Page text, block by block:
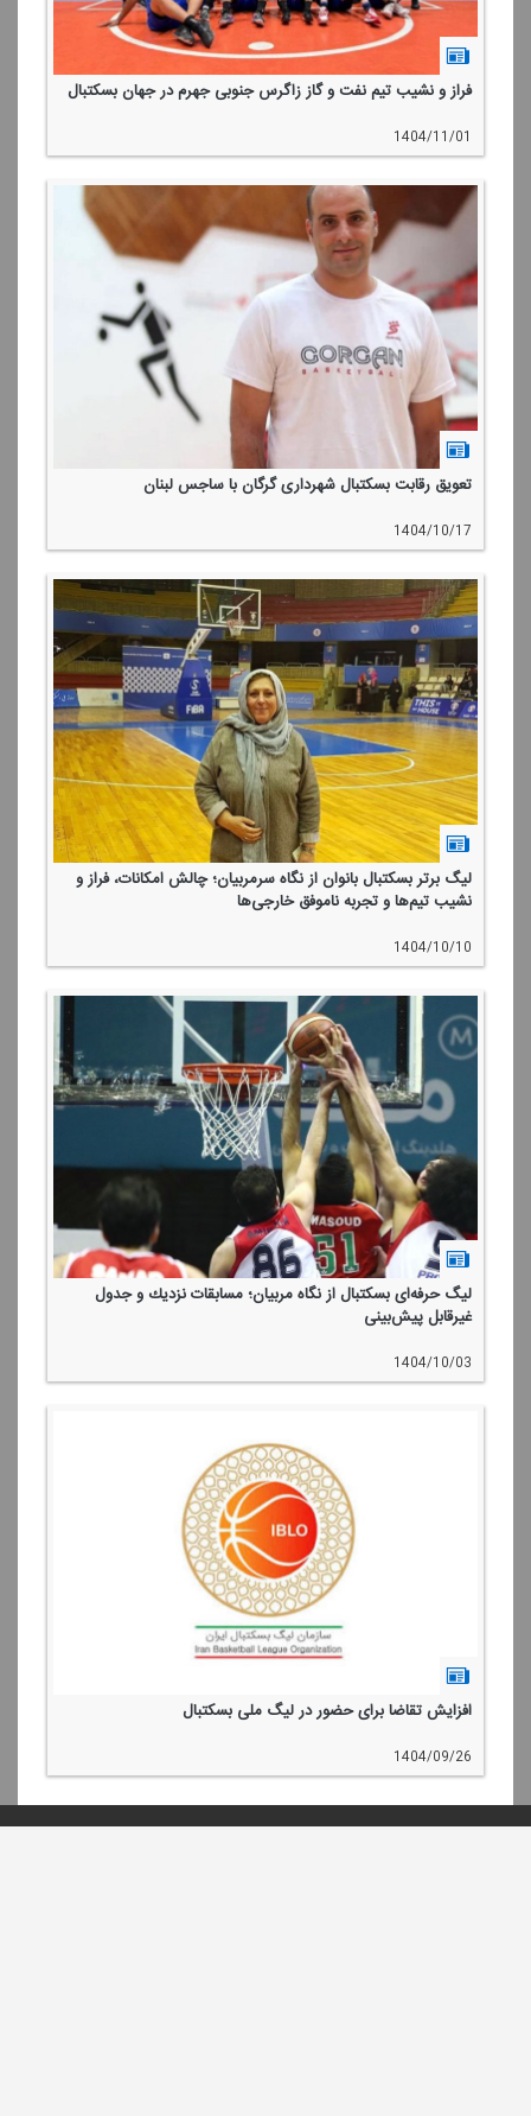
فراز و نشیب تیم نفت و گاز زاگرس جنوبی جهرم در جهان بسكتبال
1404/11/01
تعویق رقابت بسكتبال شهرداری گرگان با ساجس لبنان
1404/10/17
لیگ برتر بسكتبال بانوان از نگاه سرمربیان؛ چالش امكانات، فراز و
نشیب تیم‌ها و تجربه ناموفق خارجی‌ها
1404/10/10
لیگ حرفه‌ای بسكتبال از نگاه مربیان؛ مسابقات نزدیك و جدول
غیرقابل پیش‌بینی
1404/10/03
افزایش تقاضا برای حضور در لیگ ملی بسكتبال
1404/09/26